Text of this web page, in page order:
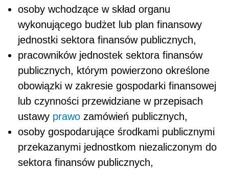
osoby wchodzące w skład organu
wykonującego budżet lub plan finansowy
jednostki sektora finansów publicznych,
pracowników jednostek sektora finansów
publicznych, którym powierzono określone
obowiązki w zakresie gospodarki finansowej
lub czynności przewidziane w przepisach
ustawy prawo zamówień publicznych,
osoby gospodarujące środkami publicznymi
przekazanymi jednostkom niezaliczonym do
sektora finansów publicznych,